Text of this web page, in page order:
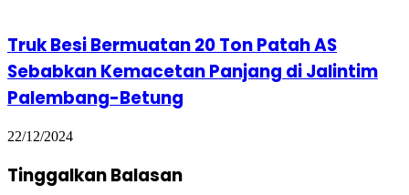
Truk Besi Bermuatan 20 Ton Patah AS
Sebabkan Kemacetan Panjang di Jalintim
Palembang-Betung
22/12/2024
Tinggalkan Balasan